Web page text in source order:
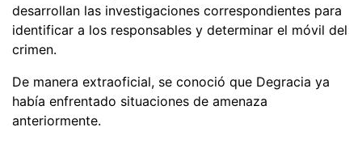
desarrollan las investigaciones correspondientes para
identificar a los responsables y determinar el móvil del
crimen.
De manera extraoficial, se conoció que Degracia ya
había enfrentado situaciones de amenaza
anteriormente.